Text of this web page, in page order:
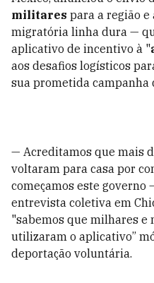
militares para a região
migratória linha dura —
aplicativo de incentivo à "
aos desafios logísticos
sua prometida campanha
— Acreditamos que mais
voltaram para casa por
começamos este governo
entrevista coletiva em
"sabemos que milhares e
utilizaram o aplicativo”
deportação voluntária.